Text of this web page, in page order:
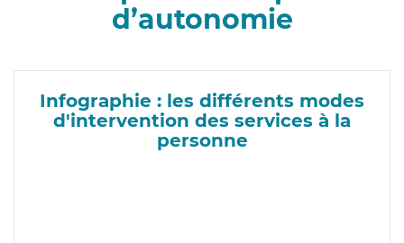
d’autonomie
Infographie : les différents modes
d'intervention des services à la
personne